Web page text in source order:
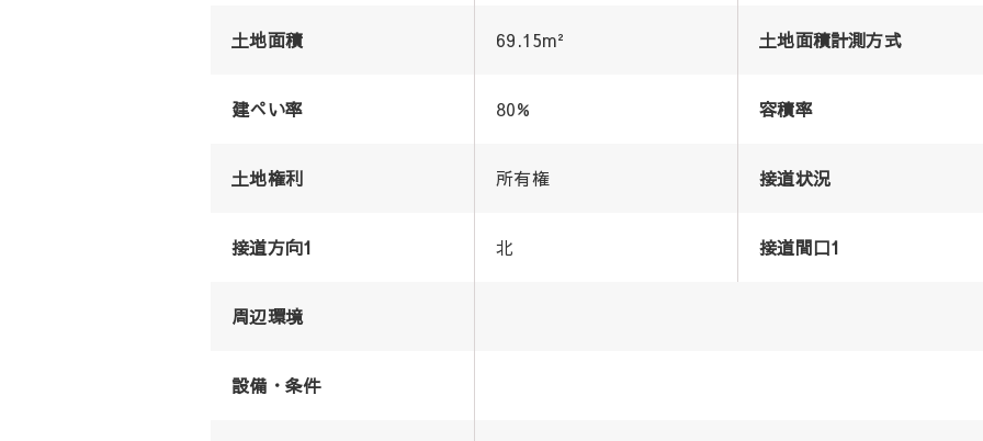
土地面積 69.15m² 土地面積計測方式
建ぺい率 80% 容積率
土地権利 所有権 接道状況
接道方向1 北 接道間口1
周辺環境
設備・条件